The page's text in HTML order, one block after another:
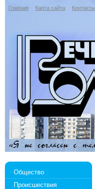
Главная Карта сайта Контакты
Общество
Происшествия